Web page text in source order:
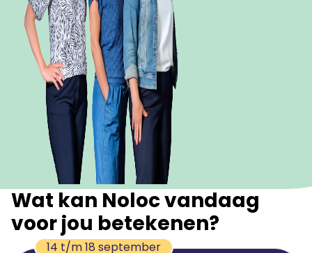
Wat kan Noloc vandaag
voor jou betekenen?
14 t/m 18 september